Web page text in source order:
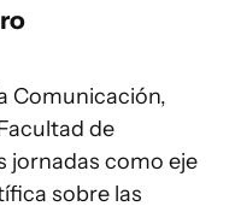
Comunicación,
de
jornadas como eje
sobre las